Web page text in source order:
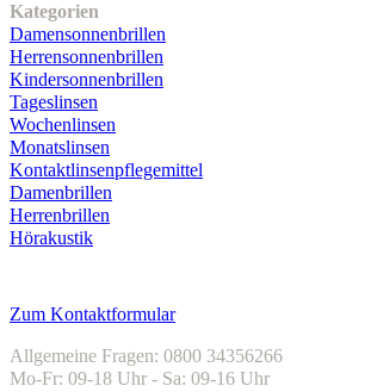
Kategorien
Damensonnenbrillen
Herrensonnenbrillen
Kindersonnenbrillen
Tageslinsen
Wochenlinsen
Monatslinsen
Kontaktlinsenpflegemittel
Damenbrillen
Herrenbrillen
Hörakustik
Zum Kontaktformular
Allgemeine Fragen: 0800 34356266
Mo-Fr: 09-18 Uhr - Sa: 09-16 Uhr